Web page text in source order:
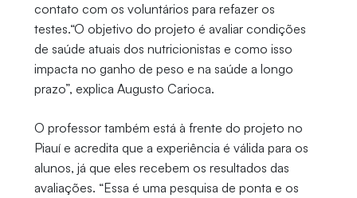
contato com os voluntários para refazer os
testes.“O objetivo do projeto é avaliar condições
de saúde atuais dos nutricionistas e como isso
impacta no ganho de peso e na saúde a longo
prazo”, explica Augusto Carioca.
O professor também está à frente do projeto no
Piauí e acredita que a experiência é válida para os
alunos, já que eles recebem os resultados das
avaliações. “Essa é uma pesquisa de ponta e os